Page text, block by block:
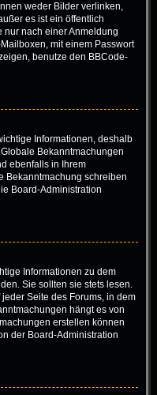
weder Bilder verlinken,
es ist ein öffentlich
nur nach einer Anmeldung
mit einem Passwort
benutze den BBCode-
Informationen, deshalb
Bekanntmachungen
ebenfalls in Ihrem
Bekanntmachung schreiben
Board-Administration
Informationen zu dem
Sie sollten sie stets lesen.
Seite des Forums, in dem
hängt es von
erstellen können
der Board-Administration